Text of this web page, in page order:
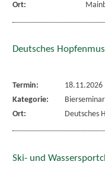
Ort:
Deutsches
Termin:
18.11.2026
Kategorie:
Ort:
Deutsches
Ski- und